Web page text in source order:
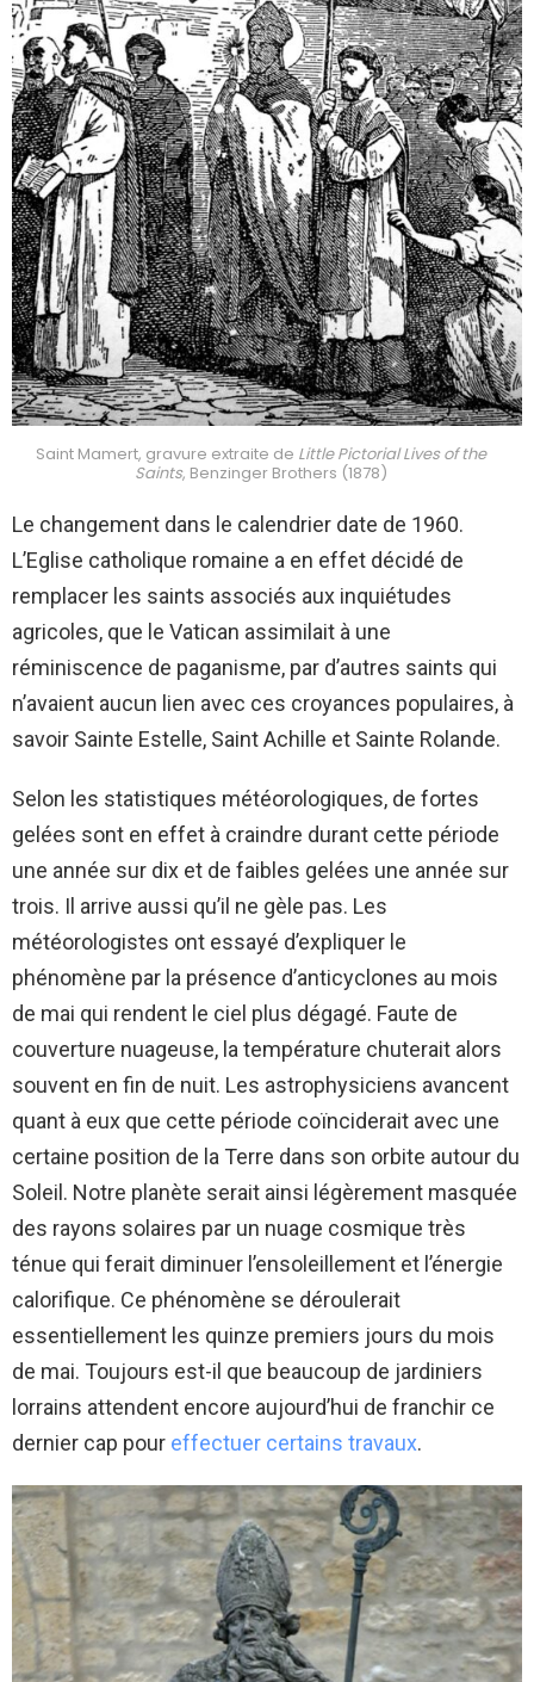
Saint Mamert, gravure extraite de Little Pictorial Lives of the
Saints, Benzinger Brothers (1878)
Le changement dans le calendrier date de 1960.
L’Eglise catholique romaine a en effet décidé de
remplacer les saints associés aux inquiétudes
agricoles, que le Vatican assimilait à une
réminiscence de paganisme, par d’autres saints qui
n’avaient aucun lien avec ces croyances populaires, à
savoir Sainte Estelle, Saint Achille et Sainte Rolande.
Selon les statistiques météorologiques, de fortes
gelées sont en effet à craindre durant cette période
une année sur dix et de faibles gelées une année sur
trois. Il arrive aussi qu’il ne gèle pas. Les
météorologistes ont essayé d’expliquer le
phénomène par la présence d’anticyclones au mois
de mai qui rendent le ciel plus dégagé. Faute de
couverture nuageuse, la température chuterait alors
souvent en fin de nuit. Les astrophysiciens avancent
quant à eux que cette période coïnciderait avec une
certaine position de la Terre dans son orbite autour du
Soleil. Notre planète serait ainsi légèrement masquée
des rayons solaires par un nuage cosmique très
ténue qui ferait diminuer l’ensoleillement et l’énergie
calorifique. Ce phénomène se déroulerait
essentiellement les quinze premiers jours du mois
de mai. Toujours est-il que beaucoup de jardiniers
lorrains attendent encore aujourd’hui de franchir ce
dernier cap pour effectuer certains travaux.